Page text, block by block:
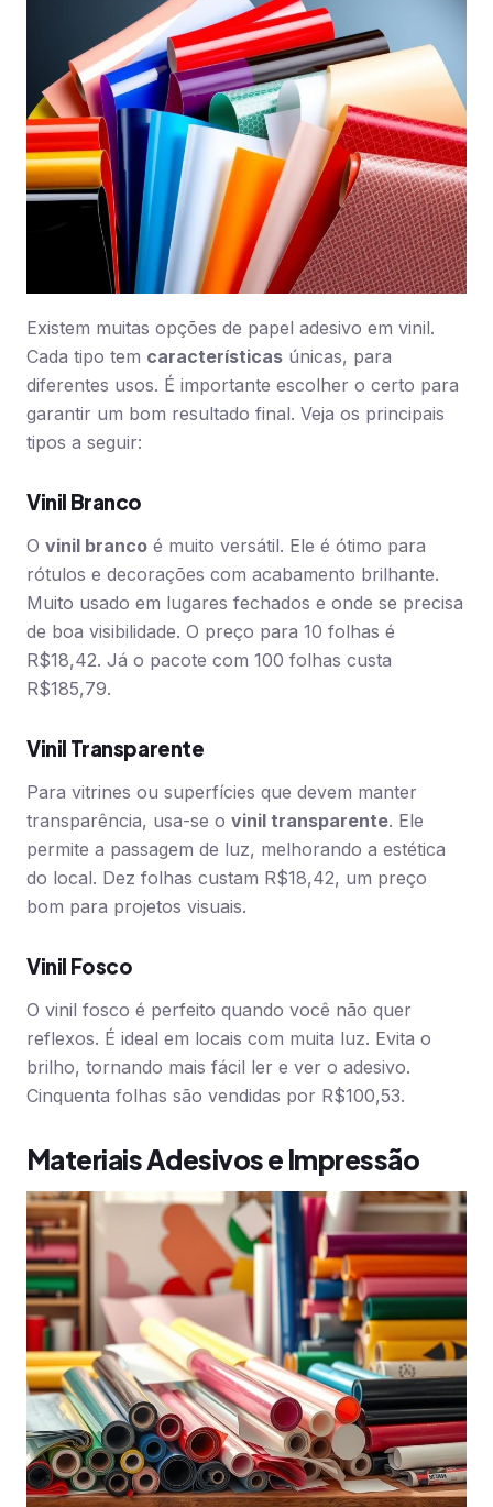
Existem muitas opções de papel adesivo em vinil.
Cada tipo tem características únicas, para
diferentes usos. É importante escolher o certo para
garantir um bom resultado final. Veja os principais
tipos a seguir:
Vinil Branco
O vinil branco é muito versátil. Ele é ótimo para
rótulos e decorações com acabamento brilhante.
Muito usado em lugares fechados e onde se precisa
de boa visibilidade. O preço para 10 folhas é
R$18,42. Já o pacote com 100 folhas custa
R$185,79.
Vinil Transparente
Para vitrines ou superfícies que devem manter
transparência, usa-se o vinil transparente. Ele
permite a passagem de luz, melhorando a estética
do local. Dez folhas custam R$18,42, um preço
bom para projetos visuais.
Vinil Fosco
O vinil fosco é perfeito quando você não quer
reflexos. É ideal em locais com muita luz. Evita o
brilho, tornando mais fácil ler e ver o adesivo.
Cinquenta folhas são vendidas por R$100,53.
Materiais Adesivos e Impressão